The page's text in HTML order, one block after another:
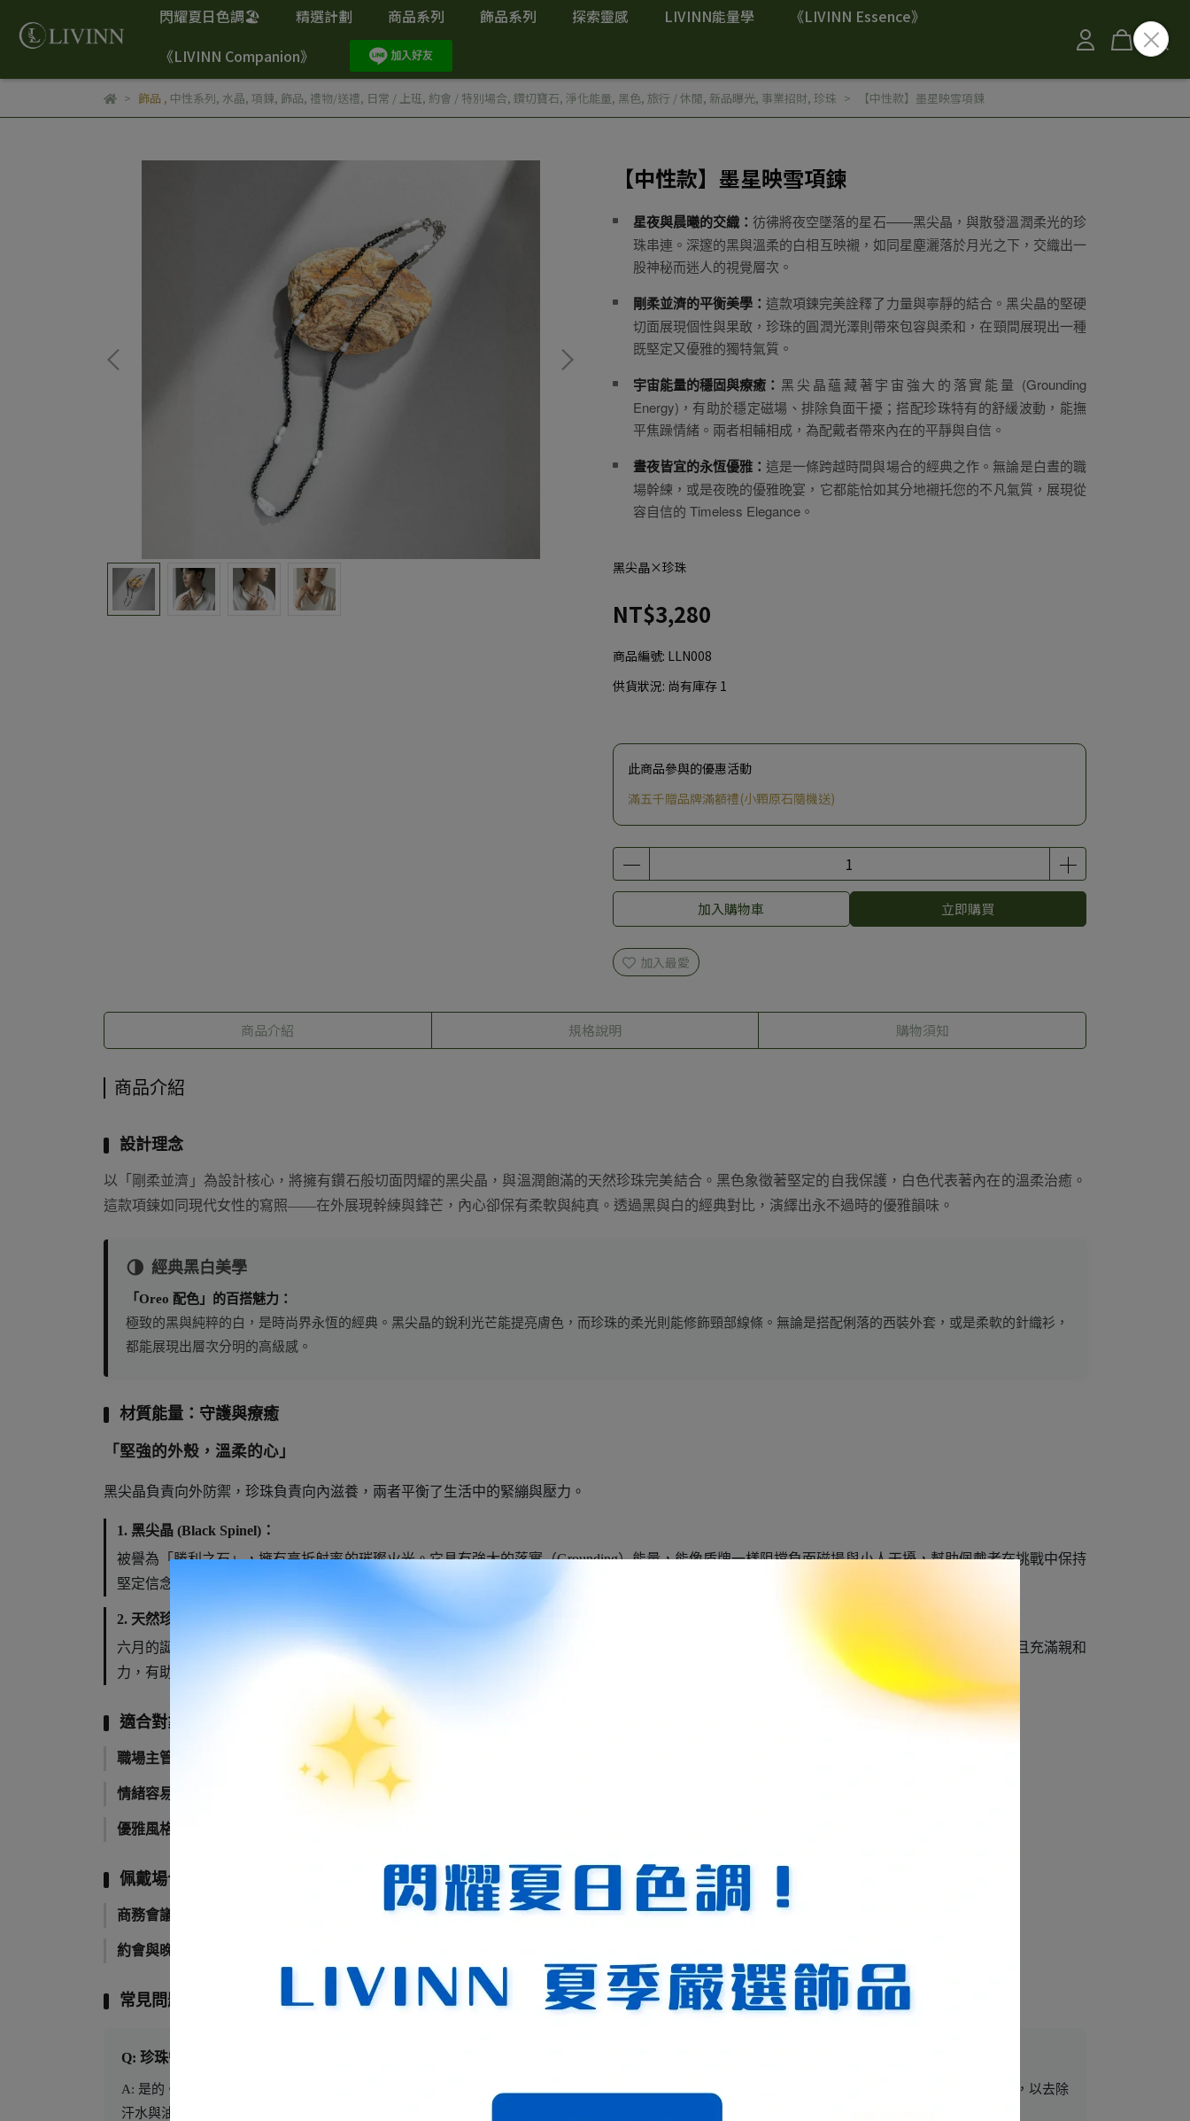
閃耀夏日色調🏖️ 精選計劃 商品系列 飾品系列 探索靈感 LIVINN能量學
《LIVINN Essence》
《LIVINN Companion》
飾品 , 中性系列, 水晶, 項鍊, 飾品, 禮物/送禮, 日常 / 上班, 約會 / 特別場合, 鑽切寶石, 淨化能量, 黑色, 旅行 / 休閒, 新品曝光, 事業招財, 珍珠 【中性款】墨星映雪項鍊
【中性款】墨星映雪項鍊
星夜與晨曦的交織： 彷彿將夜空墜落的星石——黑尖晶，與散發溫潤柔光的珍
珠串連。深邃的黑與溫柔的白相互映襯，如同星塵灑落於月光之下，交織出一
股神秘而迷人的視覺層次。
剛柔並濟的平衡美學： 這款項鍊完美詮釋了力量與寧靜的結合。黑尖晶的堅硬
切面展現個性與果敢，珍珠的圓潤光澤則帶來包容與柔和，在頸間展現出一種
既堅定又優雅的獨特氣質。
宇宙能量的穩固與療癒： 黑尖晶蘊藏著宇宙強大的落實能量 (Grounding
Energy)，有助於穩定磁場、排除負面干擾；搭配珍珠特有的舒緩波動，能撫
平焦躁情緒。兩者相輔相成，為配戴者帶來內在的平靜與自信。
晝夜皆宜的永恆優雅： 這是一條跨越時間與場合的經典之作。無論是白晝的職
場幹練，或是夜晚的優雅晚宴，它都能恰如其分地襯托您的不凡氣質，展現從
容自信的 Timeless Elegance。
黑尖晶×珍珠
NT$3,280
商品編號: LLN008
供貨狀況: 尚有庫存 1
此商品參與的優惠活動
滿五千贈品牌滿額禮(小顆原石隨機送)
加入購物車 立即購買
加入最愛
商品介紹 規格說明 購物須知
商品介紹
設計理念
以「剛柔並濟」為設計核心，將擁有鑽石般切面閃耀的黑尖晶，與溫潤飽滿的天然珍珠完美結合。黑色象徵著堅定的自我保護，白色代表著內在的溫柔治癒。
這款項鍊如同現代女性的寫照——在外展現幹練與鋒芒，內心卻保有柔軟與純真。透過黑與白的經典對比，演繹出永不過時的優雅韻味。
🌗 經典黑白美學
「Oreo 配色」的百搭魅力：
極致的黑與純粹的白，是時尚界永恆的經典。黑尖晶的銳利光芒能提亮膚色，而珍珠的柔光則能修飾頸部線條。無論是搭配俐落的西裝外套，或是柔軟的針織衫，
都能展現出層次分明的高級感。
材質能量：守護與療癒
「堅強的外殼，溫柔的心」
黑尖晶負責向外防禦，珍珠負責向內滋養，兩者平衡了生活中的緊繃與壓力。
1. 黑尖晶 (Black Spinel)：
被譽為「勝利之石」，擁有高折射率的璀璨火光。它具有強大的落實（Grounding）能量，能像盾牌一樣阻擋負面磁場與小人干擾，幫助佩戴者在挑戰中保持
堅定信念，提升行動力與果敢決策。
2. 天然珍珠 (Pearl)：
六月的誕生石，象徵健康、富足與圓滿。珍珠是大海的饋贈，其溫潤的光澤能平撫焦躁的情緒，激發女性內在的母性與包容力，讓氣場變得柔和且充滿親和
力，有助於人際關係的和諧。
適合對象與使用建議
職場主管與菁英： 黑尖晶展現氣勢，珍珠中和銳氣，幫助您在職場上展現「外柔內剛」的領導魅力。
情緒容易緊繃者： 當感到生活壓力大、容易焦慮時，珍珠的能量能幫助回歸平靜，黑尖晶則提供安全感。
優雅風格愛好者：
佩戴場合
商務會議與面試： 建立專業形象同時不失親和力，給人值得信賴的印象。
約會與晚宴：
常見問題 FAQ
Q: 珍珠需要特別保養嗎？
A: 是的。珍珠屬於有機寶石，較為嬌貴。 請避免接觸香水、髮膠、乳液等化學物質（建議完妝噴完香水後再佩戴）。佩戴後建議使用柔軟的乾布輕輕擦拭，以去除
汗水與油脂，維持珍珠的光澤。